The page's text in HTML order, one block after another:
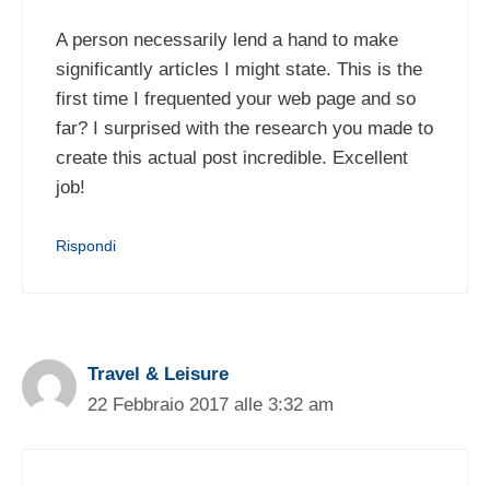
A person necessarily lend a hand to make
significantly articles I might state. This is the
first time I frequented your web page and so
far? I surprised with the research you made to
create this actual post incredible. Excellent
job!
Rispondi
Travel & Leisure
22 Febbraio 2017 alle 3:32 am